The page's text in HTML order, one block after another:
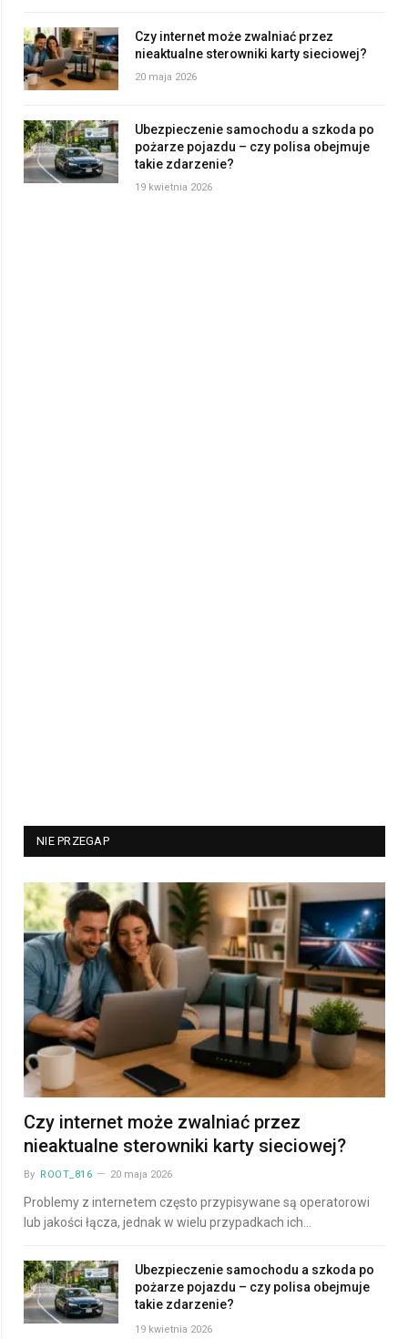
Czy internet może zwalniać przez
nieaktualne sterowniki karty sieciowej?
20 maja 2026
Ubezpieczenie samochodu a szkoda po
pożarze pojazdu – czy polisa obejmuje
takie zdarzenie?
19 kwietnia 2026
NIE PRZEGAP
Czy internet może zwalniać przez
nieaktualne sterowniki karty sieciowej?
By ROOT_816 20 maja 2026
Problemy z internetem często przypisywane są operatorowi
lub jakości łącza, jednak w wielu przypadkach ich…
Ubezpieczenie samochodu a szkoda po
pożarze pojazdu – czy polisa obejmuje
takie zdarzenie?
19 kwietnia 2026